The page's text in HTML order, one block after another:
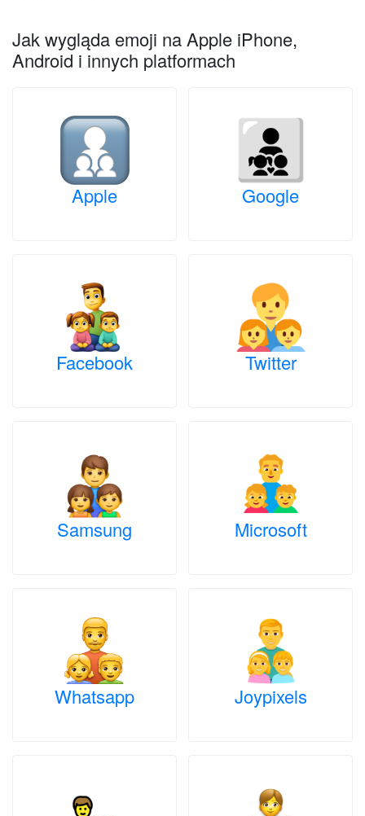
Jak wygląda emoji na Apple iPhone,
Android i innych platformach
Apple Google
Facebook Twitter
Samsung Microsoft
Whatsapp Joypixels